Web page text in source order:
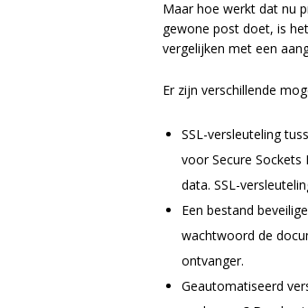
Maar hoe werkt dat nu
gewone post doet, is
vergelijken met een
Er zijn verschillende
SSL-versleuteling
voor Secure
data. SSL-
Een bestand
wachtwoord de
ontvanger.
Geautomatiseerd